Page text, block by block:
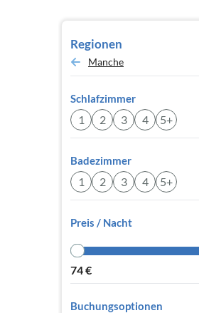
Regionen
Manche
Schlafzimmer
1 2 3 4 5+
Badezimmer
1 2 3 4 5+
Preis / Nacht
74€
Buchungsoptionen